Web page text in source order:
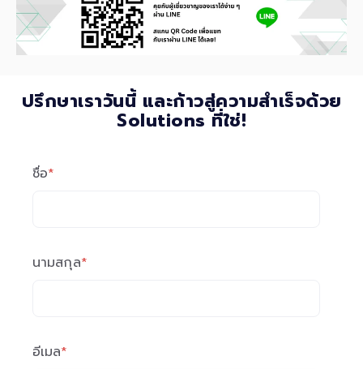
ปรึกษาเราวันนี้ และก้าวสู่ความสำเร็จด้วย
Solutions ที่ใช่!
ชื่อ*
นามสกุล*
อีเมล*